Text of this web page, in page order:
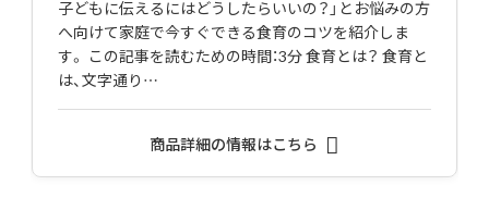
子どもに伝えるにはどうしたらいいの？」とお悩みの方
へ向けて家庭で今すぐできる食育のコツを紹介しま
す。 この記事を読むための時間：3分 食育とは？ 食育と
は、文字通り…
商品詳細の情報はこちら